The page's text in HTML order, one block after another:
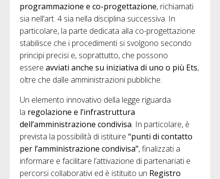
programmazione e co-progettazione, richiamati
sia nell’art. 4 sia nella disciplina successiva. In
particolare, la parte dedicata alla co-progettazione
stabilisce che i procedimenti si svolgono secondo
principi precisi e, soprattutto, che possono
essere avviati anche su iniziativa di uno o più Ets,
oltre che dalle amministrazioni pubbliche.
Un elemento innovativo della legge riguarda
la regolazione e l’infrastruttura
dell’amministrazione condivisa. In particolare, è
prevista la possibilità di istituire “punti di contatto
per l’amministrazione condivisa”, finalizzati a
informare e facilitare l’attivazione di partenariati e
percorsi collaborativi ed è istituito un Registro